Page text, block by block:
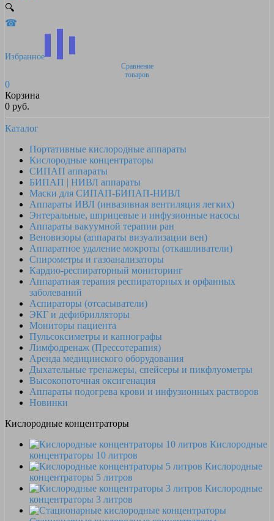
🔍
☎
Избранное
Сравнение
товаров
0
Корзина
0 руб.
Каталог
Портативные кислородные аппараты
Кислородные концентраторы
СИПАП аппараты
БИПАП | НИВЛ аппараты
Маски для СИПАП-БИПАП-НИВЛ
Аппараты ИВЛ (инвазивная вентиляция легких)
Энтеральные, шприцевые и инфузионные насосы
Аппараты вакуумной терапии ран
Веновизоры (аппараты визуализации вен)
Аппаратное удаление мокроты (откашливатели)
Спирометры и газоанализаторы
Кардио-респираторный мониторинг
Аппаратная терапия респираторных и орфанных
заболеваний
Аспираторы (отсасыватели)
ЭКГ и дефибрилляторы
Мониторы пациента
Пульсоксиметры и капнографы
Лимфодренаж (Прессотерапия)
Аренда медицинского оборудования
Дыхательные тренажеры, спейсеры и пикфлуометры
Высокопоточная оксигенация
Аппараты подогрева крови и инфузионных растворов
Новинки
Кислородные концентраторы
Кислородные
концентраторы 10 литров
Кислородные
концентраторы 5 литров
Кислородные
концентраторы 3 литров